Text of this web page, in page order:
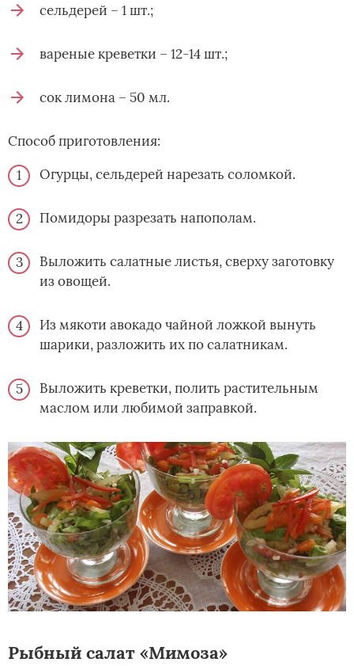
сельдерей – 1 шт.;
вареные креветки – 12-14 шт.;
сок лимона – 50 мл.
Способ приготовления:
Огурцы, сельдерей нарезать соломкой.
Помидоры разрезать напополам.
Выложить салатные листья, сверху заготовку
из овощей.
Из мякоти авокадо чайной ложкой вынуть
шарики, разложить их по салатникам.
Выложить креветки, полить растительным
маслом или любимой заправкой.
Рыбный салат «Мимоза»